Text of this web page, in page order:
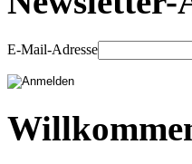
E-Mail-Adresse